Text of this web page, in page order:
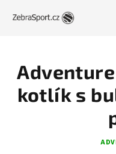
kotlík s